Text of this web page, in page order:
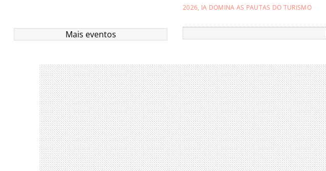
Mais eventos
2026, IA DOMINA AS PAUTAS DO TURISMO